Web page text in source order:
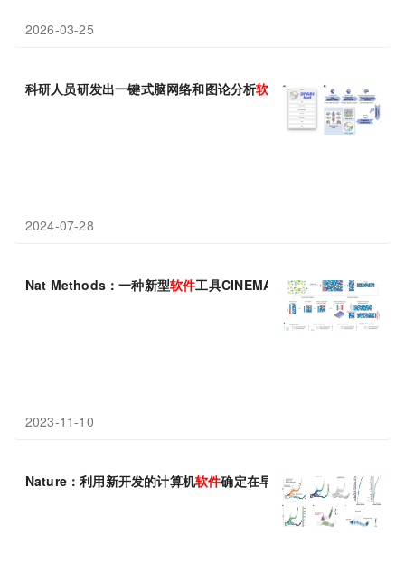
2026-03-25
科研人员研发出一键式脑网络和图论分析软件 平台
2024-07-28
Nat Methods：一种新型软件工具CINEMA-OT或能解析免疫细胞
2023-11-10
Nature：利用新开发的计算机软件确定在早期胚胎发育中发挥作用